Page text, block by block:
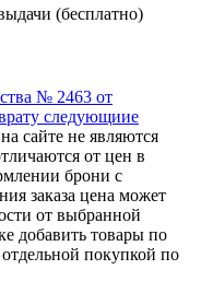
(бесплатно)
№ 2463 от
следующиие
сайте не являются
от цен в
брони с
заказа цена может
от выбранной
добавить товары по
покупкой по